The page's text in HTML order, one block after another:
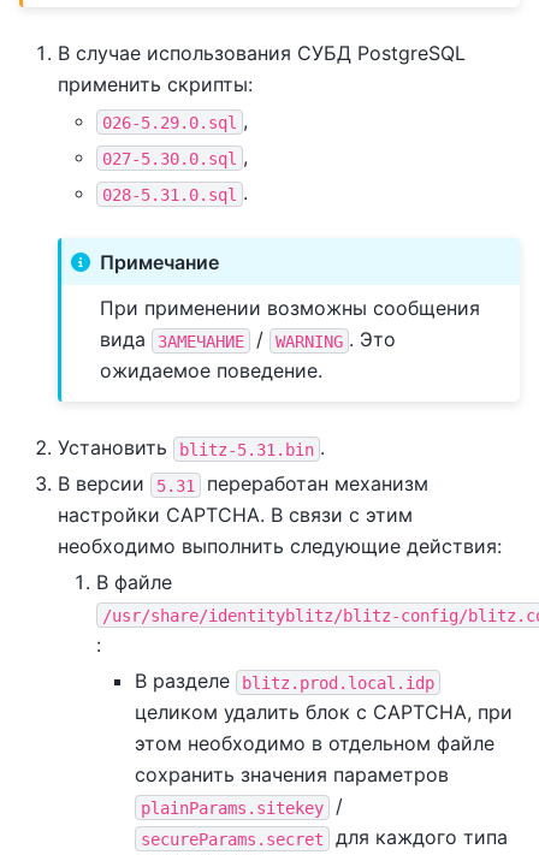
В случае использования СУБД PostgreSQL
применить скрипты:
026-5.29.0.sql ,
027-5.30.0.sql ,
028-5.31.0.sql .
Примечание
При применении возможны сообщения
вида
ЗАМЕЧАНИЕ / WARNING . Это
ожидаемое поведение.
Установить blitz-5.31.bin .
В версии
5.31
переработан механизм
настройки СAPTCHA. В связи с этим
необходимо выполнить следующие действия:
В файле
/usr/share/identityblitz/blitz-config/
:
В разделе
blitz.prod.local.idp
целиком удалить блок с CAPTCHA, при
этом необходимо в отдельном файле
сохранить значения параметров
plainParams.sitekey /
secureParams.secret
для каждого типа